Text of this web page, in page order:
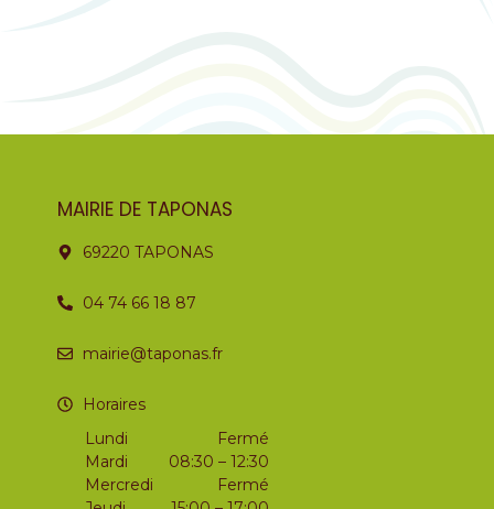
MAIRIE DE TAPONAS
69220 TAPONAS
04 74 66 18 87
mairie@taponas.fr
Horaires
Lundi
Mardi
Mercredi
Fermé
08:30 – 12:30
Fermé